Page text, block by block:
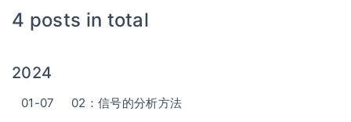
4 posts in total
2024
01-07
02：信号的分析方法